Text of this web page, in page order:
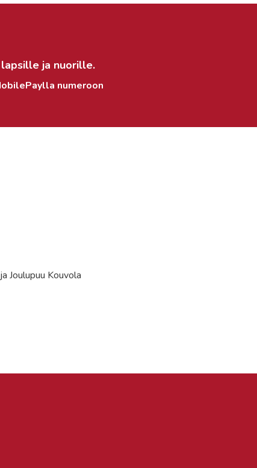
ja nuorille.
numeroon
Joulupuu Kouvola